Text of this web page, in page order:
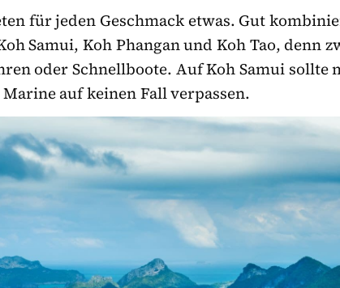
für jeden Geschmack etwas. Gut
Samui, KohPhanganund Koh Tao, denn
oder Schnellboote. Auf KohSamuisollte
auf keinen Fall verpassen.